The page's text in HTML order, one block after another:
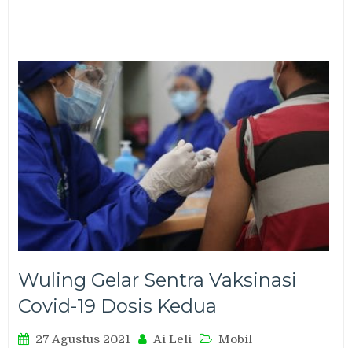
Wuling Gelar Sentra Vaksinasi
Covid-19 Dosis Kedua
27 Agustus 2021 Ai Leli Mobil